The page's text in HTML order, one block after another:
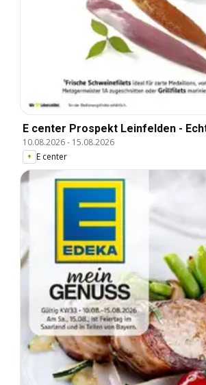
E center Prospekt Leinfelden -
10.08.2026- 15.08.2026
E center